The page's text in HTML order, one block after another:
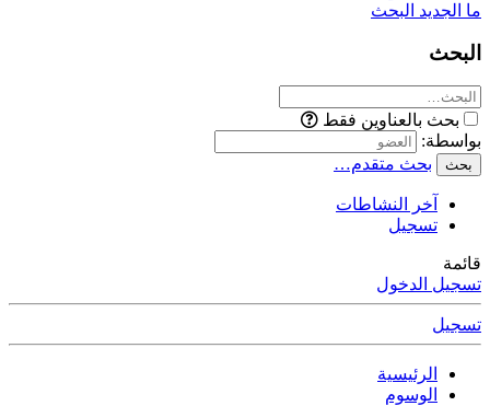
ما الجديد البحث
البحث
بحث بالعناوين فقط
بواسطة:
بحث بحث متقدم…
آخر النشاطات
تسجيل
قائمة
تسجيل الدخول
تسجيل
الرئيسية
الوسوم